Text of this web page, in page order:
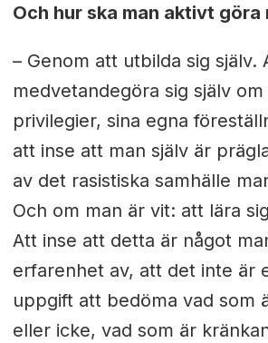
Och hur ska man aktivt
– Genom att utbilda sig själv.
medvetandegöra sig själv om
privilegier, sina egna
att inse att man själv är
av det rasistiska samhälle
Och om man är vit: att lära
Att inse att detta är något
erfarenhet av, att det inte är
uppgift att bedöma vad som
eller icke, vad som är